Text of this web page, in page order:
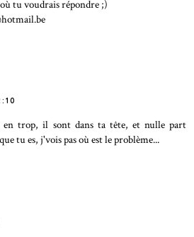
où tu voudrais répondre ;)
en trop, il sont dans ta tête, et nulle part
tu es, j'vois pas où est le problème...